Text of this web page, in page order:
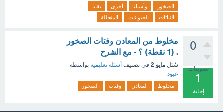
الصخور
وأشياء أخرى
بقايا
النباتات
الحيوانات المتحللة
0
تصويتات
1
إجابة
مخلوط من المعادن وفتات الصخور
. (1 نقطة) ؟ - مع الشرح
سُئل مايو 2 في تصنيف أسئلة تعليمية بواسطة
عبود
مخلوط المعادن وفتات الصخور